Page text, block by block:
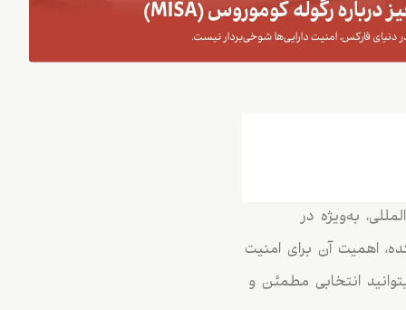
به‌ویژه در
اهمیت آن برای امنیت
انتخابی مطمئن و